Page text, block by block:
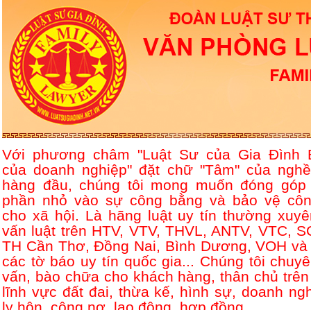
Với phương châm "Luật Sư của Gia Đình
của doanh nghiệp" đặt chữ "Tâm" của
hàng đầu, chúng tôi mong muốn đóng góp
phần nhỏ vào sự công bằng và bảo vệ
cho xã hội. Là hãng luật uy tín thường
vấn luật trên HTV, VTV, THVL, ANTV, VTC,
TH Cần Thơ, Đồng Nai, Bình Dương, VOH và
các tờ báo uy tín quốc gia... Chúng tôi
vấn, bào chữa cho khách hàng, thân chủ
lĩnh vực đất đai, thừa kế, hình sự, doanh